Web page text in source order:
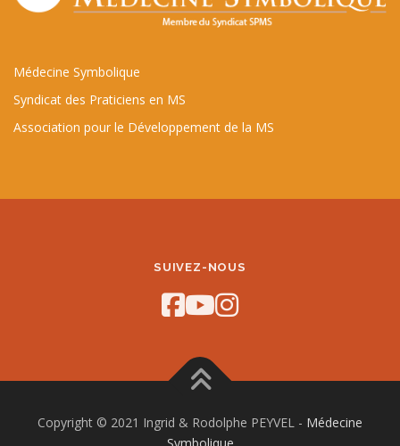
Médecine Symbolique
Syndicat des Praticiens en MS
Association pour le Développement de la MS
SUIVEZ-NOUS
Copyright © 2021 Ingrid & Rodolphe PEYVEL - Médecine